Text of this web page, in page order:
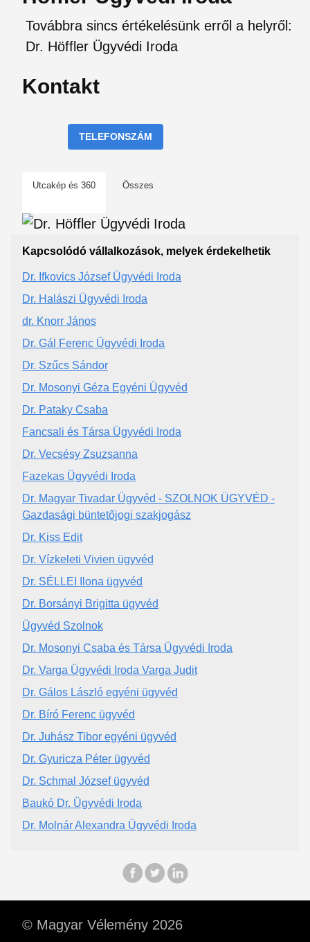
Továbbra sincs értékelésünk erről a helyről:
Dr. Höffler Ügyvédi Iroda
Kontakt
TELEFONSZÁM
Utcakép és 360 Összes
Kapcsolódó vállalkozások, melyek érdekelhetik
Dr. Ifkovics József Ügyvédi Iroda
Dr. Halászi Ügyvédi Iroda
dr. Knorr János
Dr. Gál Ferenc Ügyvédi Iroda
Dr. Szűcs Sándor
Dr. Mosonyi Géza Egyéni Ügyvéd
Dr. Pataky Csaba
Fancsali és Társa Ügyvédi Iroda
Dr. Vecsésy Zsuzsanna
Fazekas Ügyvédi Iroda
Dr. Magyar Tivadar Ügyvéd - SZOLNOK ÜGYVÉD -
Gazdasági büntetőjogi szakjogász
Dr. Kiss Edit
Dr. Vízkeleti Vivien ügyvéd
Dr. SÉLLEI Ilona ügyvéd
Dr. Borsányi Brigitta ügyvéd
Ügyvéd Szolnok
Dr. Mosonyi Csaba és Társa Ügyvédi Iroda
Dr. Varga Ügyvédi Iroda Varga Judit
Dr. Gálos László egyéni ügyvéd
Dr. Bíró Ferenc ügyvéd
Dr. Juhász Tibor egyéni ügyvéd
Dr. Gyuricza Péter ügyvéd
Dr. Schmal József ügyvéd
Baukó Dr. Ügyvédi Iroda
Dr. Molnár Alexandra Ügyvédi Iroda
© Magyar Vélemény 2026